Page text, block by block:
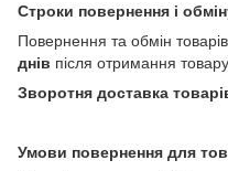
Строки повернення і
Повернення та обмін
днів після отримання
Зворотня доставка
Умови повернення для